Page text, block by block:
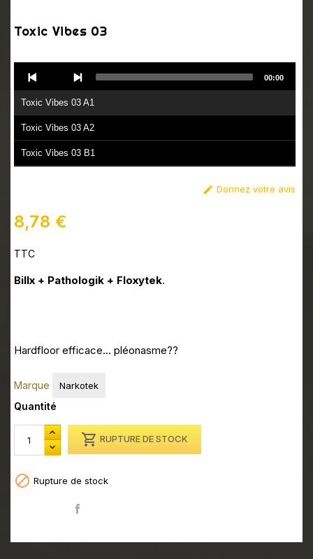
Toxic Vibes 03
Player
Toxic Vibes 03 A1
Toxic Vibes 03 A2
Toxic Vibes 03 B1
00:00
 Donnez votre avis
8,78 €
TTC
Billx + Pathologik + Floxytek.
Hardfloor efficace... pléonasme??
Marque Narkotek
Quantité
 RUPTURE DE STOCK
 Rupture de stock